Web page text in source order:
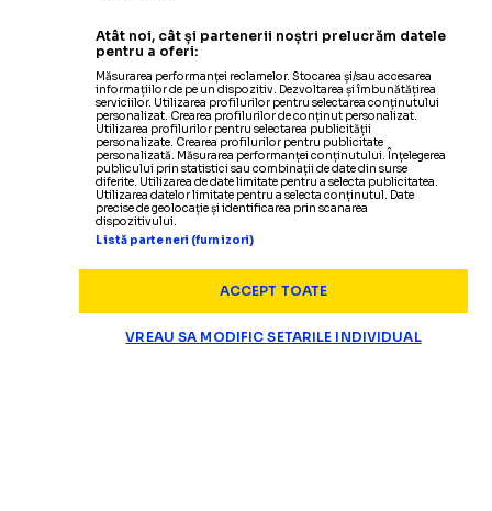
Atât noi, cât și partenerii noștri prelucrăm datele
pentru a oferi:
Măsurarea performanței reclamelor. Stocarea și/sau accesarea
informațiilor de pe un dispozitiv. Dezvoltarea și îmbunătățirea
serviciilor. Utilizarea profilurilor pentru selectarea conținutului
personalizat. Crearea profilurilor de conținut personalizat.
Utilizarea profilurilor pentru selectarea publicității
personalizate. Crearea profilurilor pentru publicitate
personalizată. Măsurarea performanței conținutului. Înțelegerea
publicului prin statistici sau combinații de date din surse
diferite. Utilizarea de date limitate pentru a selecta publicitatea.
Utilizarea datelor limitate pentru a selecta conținutul. Date
precise de geolocație și identificarea prin scanarea
dispozitivului.
Listă parteneri (furnizori)
ACCEPT TOATE
VREAU SA MODIFIC SETARILE INDIVIDUAL